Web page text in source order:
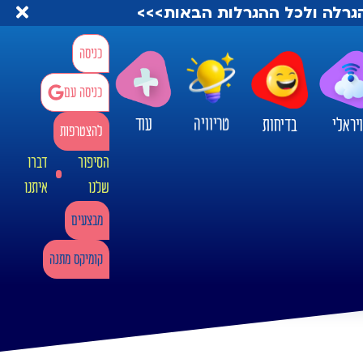
ולכל ההגרלות הבאות>>>
ויראלי בדיחות טריוויה עוד
כניסה
כניסה עם
להצטרפות
הסיפור
שלנו
דברו
איתנו
מבצעים
קומיקס מתנה